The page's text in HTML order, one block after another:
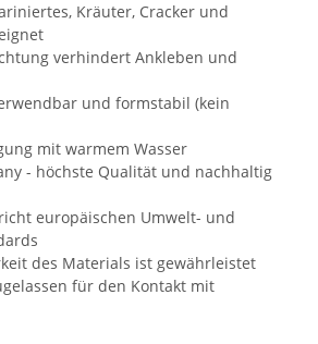
Kräuter, Cracker und
verhindert Ankleben und
und formstabil (kein
mit warmem Wasser
- höchste Qualität und nachhaltig
europäischen Umwelt- und
des Materials ist gewährleistet
für den Kontakt mit